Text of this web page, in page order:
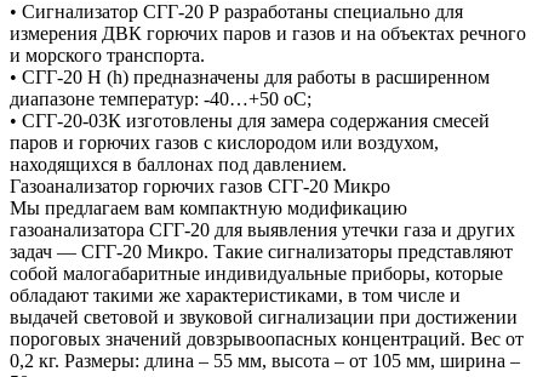
• Сигнализатор СГГ-20 Р разработаны специально для
измерения ДВК горючих паров и газов и на объектах речного
и морского транспорта.
• СГГ-20 Н (h) предназначены для работы в расширенном
диапазоне температур: -40…+50 оС;
• СГГ-20-03К изготовлены для замера содержания смесей
паров и горючих газов с кислородом или воздухом,
находящихся в баллонах под давлением.
Газоанализатор горючих газов СГГ-20 Микро
Мы предлагаем вам компактную модификацию
газоанализатора СГГ-20 для выявления утечки газа и других
задач — СГГ-20 Микро. Такие сигнализаторы представляют
собой малогабаритные индивидуальные приборы, которые
обладают такими же характеристиками, в том числе и
выдачей световой и звуковой сигнализации при достижении
пороговых значений довзрывоопасных концентраций. Вес от
0,2 кг. Размеры: длина – 55 мм, высота – от 105 мм, ширина –